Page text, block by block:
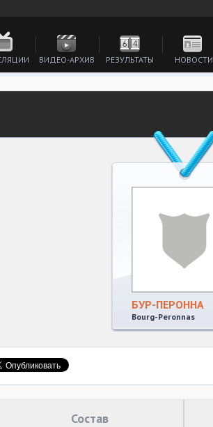
ВИДЕО-АРХИВ РЕЗУЛЬТАТЫ НОВОСТИ
БУР-ПЕРОННА
Bourg-Peronnas
Состав